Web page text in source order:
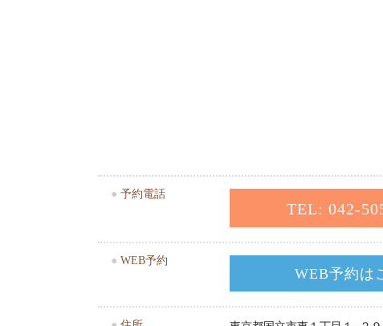
● 予約電話
TEL: 042-
● WEB予約
WEB予約は